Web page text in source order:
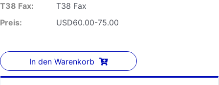
T38 Fax:
T38 Fax
Preis:
USD60.00-75.00
In den Warenkorb